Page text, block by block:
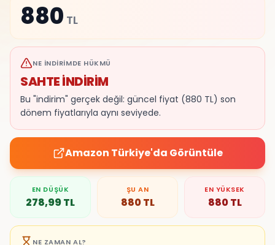
880 TL
NE İNDIRIMDE HÜKMÜ
SAHTE İNDİRİM
Bu "indirim" gerçek değil: güncel fiyat (880 TL) son
dönem fiyatlarıyla aynı seviyede.
Amazon Türkiye'da Görüntüle
EN DÜŞÜK
278,99TL
ŞU AN
880TL
EN YÜKSEK
880TL
NE ZAMAN AL?